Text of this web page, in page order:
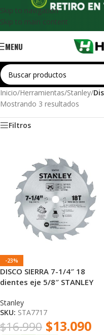
Skip to navigation
Skip to main content
MENU
Inicio/Herramientas/Stanley/
Mostrando 3 resultados
Filtros
-23%
DISCO SIERRA 7-1/4″ 18
dientes eje 5/8″ STANLEY
Stanley
SKU: STA7717
$16.990 $13.090